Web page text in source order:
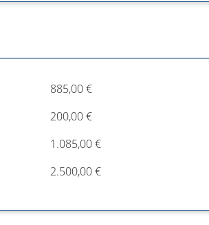
885,00 €
200,00 €
1.085,00 €
2.500,00 €